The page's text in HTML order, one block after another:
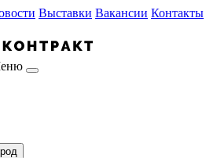
Выставки Вакансии Контакты